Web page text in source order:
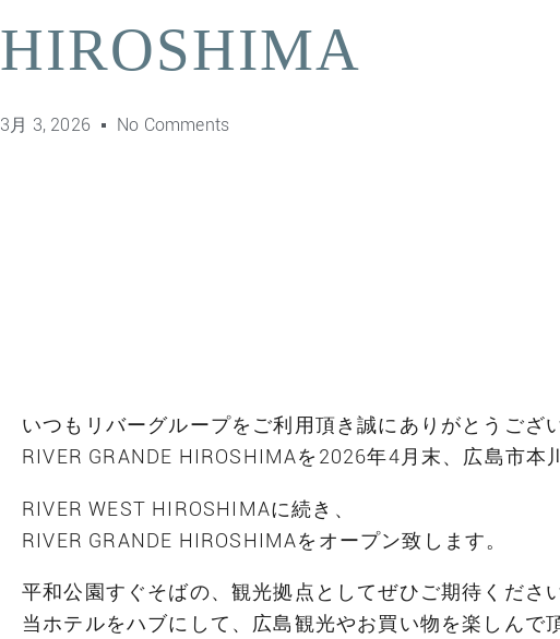
HIROSHIMA
3月 3, 2026 No Comments
いつもリバーグループをご利用頂き誠にありがとうござ
RIVER GRANDE HIROSHIMAを2026年4月末、広島市本
RIVER WEST HIROSHIMAに続き、
RIVER GRANDE HIROSHIMAをオープン致します。
平和公園すぐそばの、観光拠点としてぜひご期待ください
当ホテルをハブにして、広島観光やお買い物を楽しんで